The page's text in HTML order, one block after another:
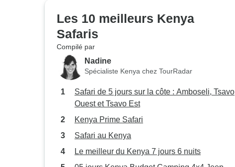
Les 10 meilleurs Kenya
Safaris
Compilé par
Nadine
Spécialiste Kenya chez TourRadar
Safari de 5 jours sur la côte : Amboseli, Tsavo
Ouest et Tsavo Est
Kenya Prime Safari
Safari au Kenya
Le meilleur du Kenya 7 jours 6 nuits